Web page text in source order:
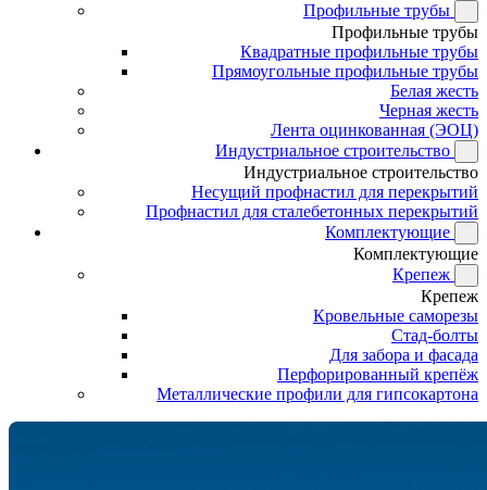
Профильные трубы
Профильные трубы
Квадратные профильные трубы
Прямоугольные профильные трубы
Белая жесть
Черная жесть
Лента оцинкованная (ЭОЦ)
Индустриальное строительство
Индустриальное строительство
Несущий профнастил для перекрытий
Профнастил для сталебетонных перекрытий
Комплектующие
Комплектующие
Крепеж
Крепеж
Кровельные саморезы
Стад-болты
Для забора и фасада
Перфорированный крепёж
Металлические профили для гипсокартона